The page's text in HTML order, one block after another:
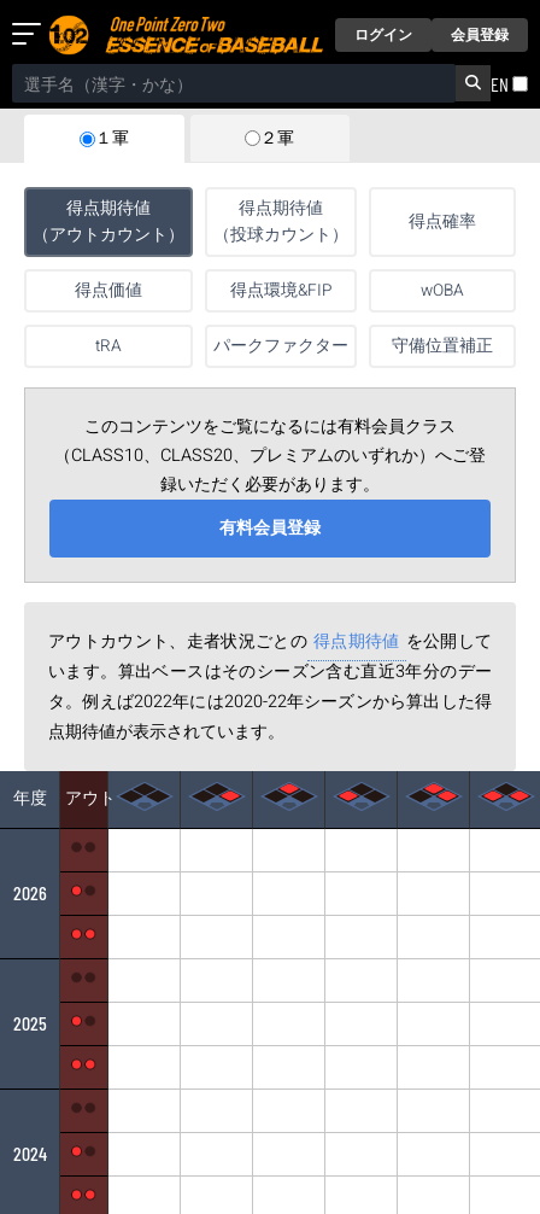
ログイン 会員登録
EN
１軍 ２軍
得点期待値
（アウトカウント）
得点期待値
（投球カウント）
得点確率
得点価値 得点環境&FIP wOBA
tRA パークファクター 守備位置補正
このコンテンツをご覧になるには有料会員クラス
（CLASS10、CLASS20、プレミアムのいずれか）へご登
録いただく必要があります。
有料会員登録
アウトカウント、走者状況ごとの 得点期待値 を公開して
います。算出ベースはそのシーズン含む直近3年分のデー
タ。例えば2022年には2020-22年シーズンから算出した得
点期待値が表示されています。
年度 アウト
2026
2025
2024